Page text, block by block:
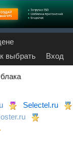
выбрать Вход
Selectel.ru